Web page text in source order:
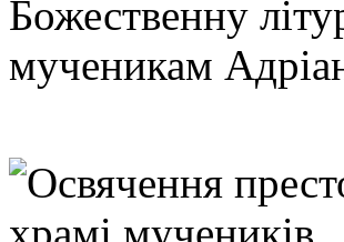
Божественну
мученикам